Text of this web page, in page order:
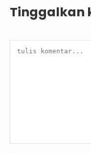
Tinggalkan